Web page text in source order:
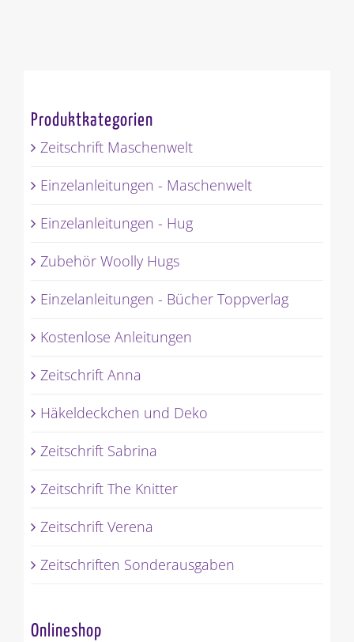
Produktkategorien
Zeitschrift Maschenwelt
Einzelanleitungen - Maschenwelt
Einzelanleitungen - Hug
Zubehör Woolly Hugs
Einzelanleitungen - Bücher Toppverlag
Kostenlose Anleitungen
Zeitschrift Anna
Häkeldeckchen und Deko
Zeitschrift Sabrina
Zeitschrift The Knitter
Zeitschrift Verena
Zeitschriften Sonderausgaben
Onlineshop